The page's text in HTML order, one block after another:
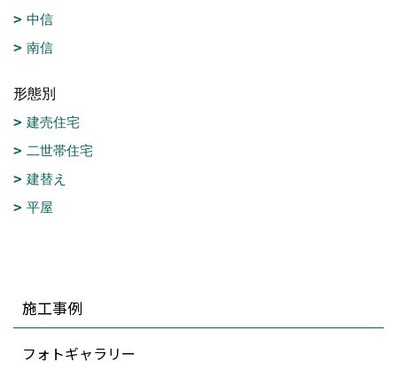
中信
南信
形態別
建売住宅
二世帯住宅
建替え
平屋
施工事例
フォトギャラリー